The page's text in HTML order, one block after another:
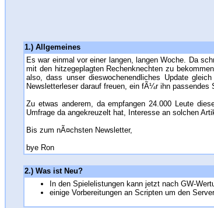
1.) Allgemeines
Es war einmal vor einer langen, langen Woche. Da
mit den hitzegeplagten Rechenknechten zu
also, dass unser dieswochenendliches Update
Newsletterleser darauf freuen, ein fÃ¼r ihn passendes
Zu etwas anderem, da empfangen 24.000 Leute
Umfrage da angekreuzelt hat, Interesse an solchen
Bis zum nÃ¤chsten Newsletter,
bye Ron
2.) Was ist Neu?
In den Spielelistungen kann jetzt nach GW-
einige Vorbereitungen an Scripten um den